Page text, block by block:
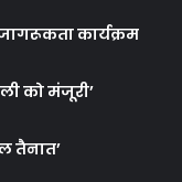
कार्यक्रम
को मंजूरी’
तैनात’